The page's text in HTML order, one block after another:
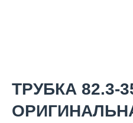
ТРУБКА 82.3-